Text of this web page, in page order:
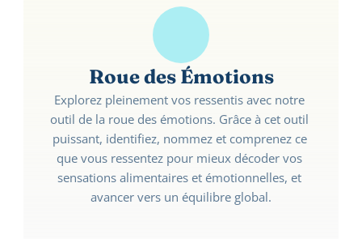
Roue des Émotions
Explorez pleinement vos ressentis avec notre
outil de la roue des émotions. Grâce à cet outil
puissant, identifiez, nommez et comprenez ce
que vous ressentez pour mieux décoder vos
sensations alimentaires et émotionnelles, et
avancer vers un équilibre global.